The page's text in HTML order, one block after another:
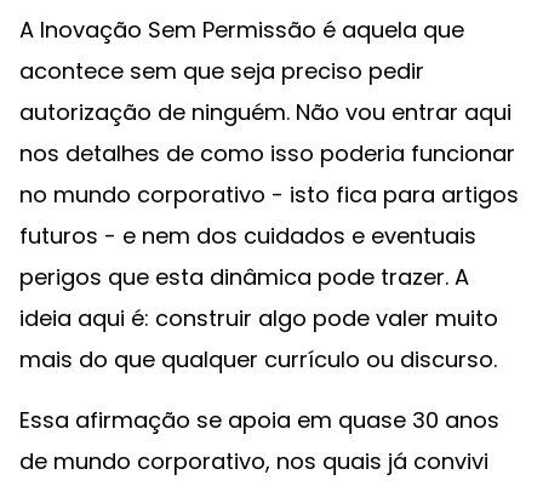
A Inovação Sem Permissão é aquela que
acontece sem que seja preciso pedir
autorização de ninguém. Não vou entrar aqui
nos detalhes de como isso poderia funcionar
no mundo corporativo - isto fica para artigos
futuros - e nem dos cuidados e eventuais
perigos que esta dinâmica pode trazer. A
ideia aqui é: construir algo pode valer muito
mais do que qualquer currículo ou discurso.
Essa afirmação se apoia em quase 30 anos
de mundo corporativo, nos quais já convivi